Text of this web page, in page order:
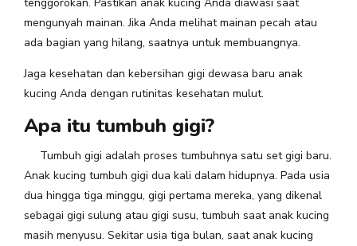
mengunyah mainan. Jika Anda melihat mainan pecah atau
ada bagian yang hilang, saatnya untuk membuangnya.
Jaga kesehatan dan kebersihan gigi dewasa baru anak
kucing Anda dengan rutinitas kesehatan mulut.
Apa itu tumbuh gigi?
Tumbuh gigi adalah proses tumbuhnya satu set gigi baru.
Anak kucing tumbuh gigi dua kali dalam hidupnya. Pada usia
dua hingga tiga minggu, gigi pertama mereka, yang dikenal
sebagai gigi sulung atau gigi susu, tumbuh saat anak kucing
masih menyusu. Sekitar usia tiga bulan, saat anak kucing